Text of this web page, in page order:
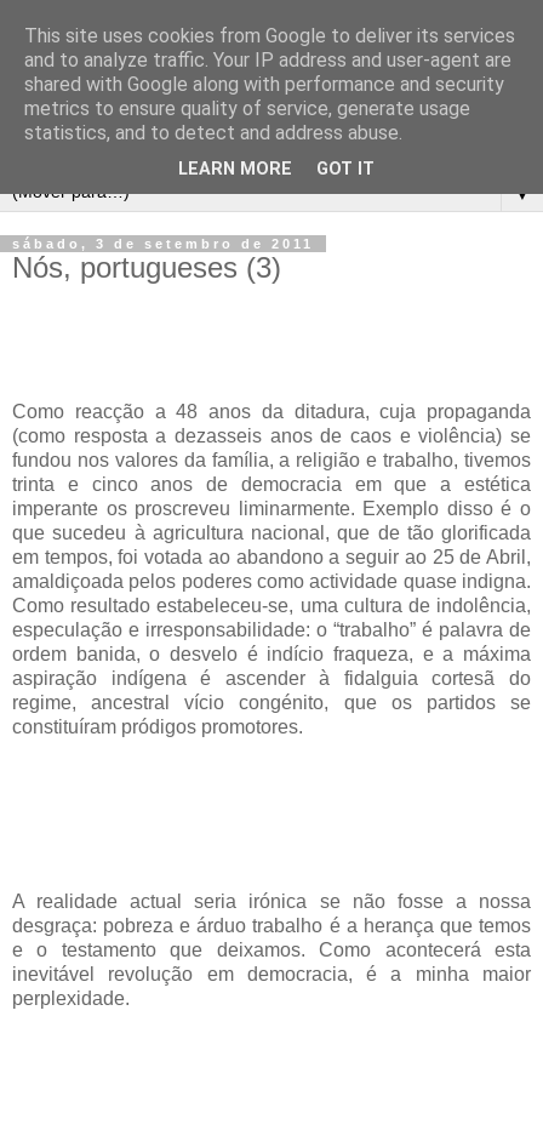
▼
sábado, 3 de setembro de 2011
Nós, portugueses (3)
Como reacção a 48 anos da ditadura, cuja propaganda
(como resposta a dezasseis anos de caos e violência) se
fundou nos valores da família, a religião e trabalho, tivemos
trinta e cinco anos de democracia em que a estética
imperante os proscreveu liminarmente. Exemplo disso é o
que sucedeu à agricultura nacional, que de tão glorificada
em tempos, foi votada ao abandono a seguir ao 25 de Abril,
amaldiçoada pelos poderes como actividade quase indigna.
Como resultado estabeleceu-se, uma cultura de indolência,
especulação e irresponsabilidade: o “trabalho” é palavra de
ordem banida, o desvelo é indício fraqueza, e a máxima
aspiração indígena é ascender à fidalguia cortesã do
regime, ancestral vício congénito, que os partidos se
constituíram pródigos promotores.
A realidade actual seria irónica se não fosse a nossa
desgraça: pobreza e árduo trabalho é a herança que temos
e o testamento que deixamos. Como acontecerá esta
inevitável revolução em democracia, é a minha maior
perplexidade.
This site uses cookies from Google to deliver its services
and to analyze traffic. Your IP address and user-agent are
shared with Google along with performance and security
metrics to ensure quality of service, generate usage
statistics, and to detect and address abuse.
LEARN MORE GOT IT